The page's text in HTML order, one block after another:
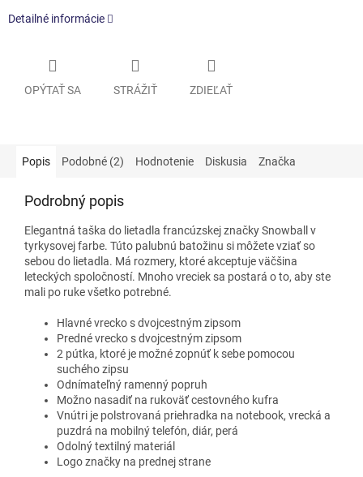
Detailné informácie
OPÝTAŤ SA STRÁŽIŤ ZDIEĽAŤ
Popis Podobné (2) Hodnotenie Diskusia Značka
Podrobný popis
Elegantná taška do lietadla francúzskej značky Snowball
v
tyrkysovej farbe. Túto palubnú batožinu si môžete vziať so
sebou do lietadla. Má rozmery, ktoré akceptuje väčšina
leteckých spoločností. Mnoho vreciek sa postará o to, aby ste
mali po ruke všetko potrebné.
Hlavné vrecko s dvojcestným zipsom
Predné vrecko s dvojcestným zipsom
2 pútka, ktoré je možné zopnúť k sebe pomocou
suchého zipsu
Odnímateľný ramenný popruh
Možno nasadiť na rukoväť cestovného kufra
Vnútri je polstrovaná priehradka na notebook, vrecká a
puzdrá na mobilný telefón, diár, perá
Odolný textilný materiál
Logo značky na prednej strane